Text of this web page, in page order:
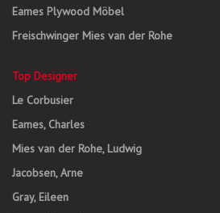
Eames Plywood Möbel
Freischwinger Mies van der Rohe
Top Designer
Le Corbusier
Eames, Charles
Mies van der Rohe, Ludwig
Jacobsen, Arne
Gray, Eileen